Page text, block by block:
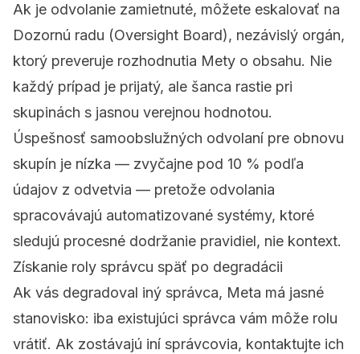
Ak je odvolanie zamietnuté, môžete eskalovať na
Dozornú radu (Oversight Board), nezávislý orgán,
ktorý preveruje rozhodnutia Mety o obsahu. Nie
každý prípad je prijatý, ale šanca rastie pri
skupinách s jasnou verejnou hodnotou.
Úspešnosť samoobslužných odvolaní pre obnovu
skupín je nízka — zvyčajne pod 10 % podľa
údajov z odvetvia — pretože odvolania
spracovávajú automatizované systémy, ktoré
sledujú procesné dodržanie pravidiel, nie kontext.
Získanie roly správcu späť po degradácii
Ak vás degradoval iný správca, Meta má jasné
stanovisko: iba existujúci správca vám môže rolu
vrátiť. Ak zostávajú iní správcovia, kontaktujte ich